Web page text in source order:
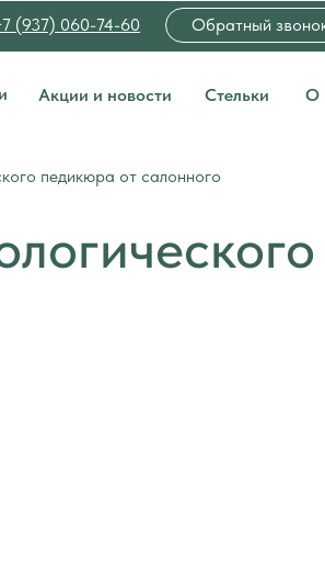
Акции и новости О
(937) 060-74-60 Обратный
Стельки
педикюра от салонного